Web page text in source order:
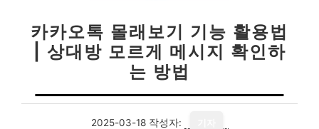
카카오톡 몰래보기 기능 활용법
| 상대방 모르게 메시지 확인하
는 방법
2025-03-18 작성자: